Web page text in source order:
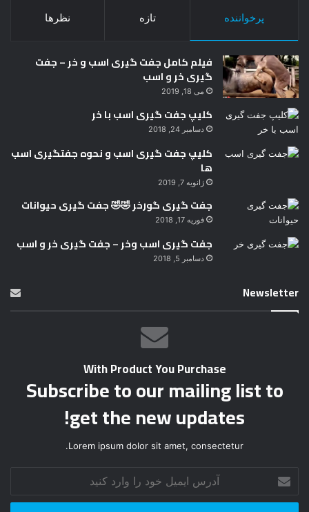
پرخواننده تازه نظرها
فیلم کامل جفت گیری اسب و خر – جفت
گیری خر و اسب
می 18, 2019
کلیپ جفت گیری اسب با خر
دسامبر 24, 2018
کلیپ جفت گیری اسب و نحوه جفتگیری اسب
ها
ژانویه 7, 2019
جفت گیری گورخر 🤣🤣 جفت گیری حیوانات
فوریه 17, 2018
جفت گیری اسب وخر – جفت گیری خر و اسب
دسامبر 5, 2018
Newsletter
With Product You Purchase
Subscribe to our mailing list to
get the new updates!
Lorem ipsum dolor sit amet, consectetur.
ر